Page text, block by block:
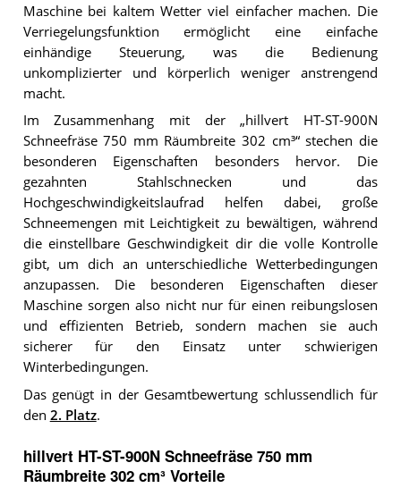
Maschine bei kaltem Wetter viel einfacher machen. Die
Verriegelungsfunktion ermöglicht eine einfache
einhändige Steuerung, was die Bedienung
unkomplizierter und körperlich weniger anstrengend
macht.
Im Zusammenhang mit der „hillvert HT-ST-900N
Schneefräse 750 mm Räumbreite 302 cm³“ stechen die
besonderen Eigenschaften besonders hervor. Die
gezahnten Stahlschnecken und das
Hochgeschwindigkeitslaufrad helfen dabei, große
Schneemengen mit Leichtigkeit zu bewältigen, während
die einstellbare Geschwindigkeit dir die volle Kontrolle
gibt, um dich an unterschiedliche Wetterbedingungen
anzupassen. Die besonderen Eigenschaften dieser
Maschine sorgen also nicht nur für einen reibungslosen
und effizienten Betrieb, sondern machen sie auch
sicherer für den Einsatz unter schwierigen
Winterbedingungen.
Das genügt in der Gesamtbewertung schlussendlich für
den 2. Platz.
hillvert HT-ST-900N Schneefräse 750 mm
Räumbreite 302 cm³ Vorteile